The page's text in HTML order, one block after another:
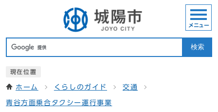
検索
メニュー
現在位置
ホーム くらしのガイド 交通
青谷方面乗合タクシー運行事業